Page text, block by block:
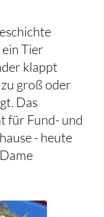
Tier
klappt
groß oder
Das
für Fund- und
- heute